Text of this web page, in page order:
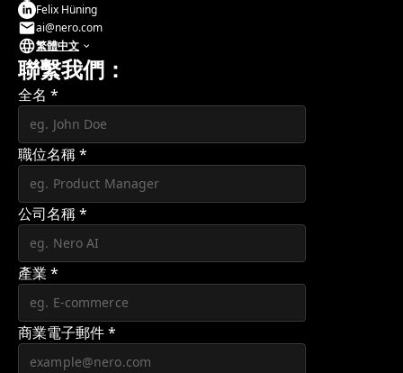
Felix Hüning
ai@nero.com
繁體中文
聯繫我們：
全名 *
職位名稱*
公司名稱*
產業 *
商業電子郵件*